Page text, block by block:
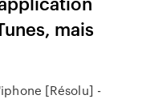
mais
[Résolu] -